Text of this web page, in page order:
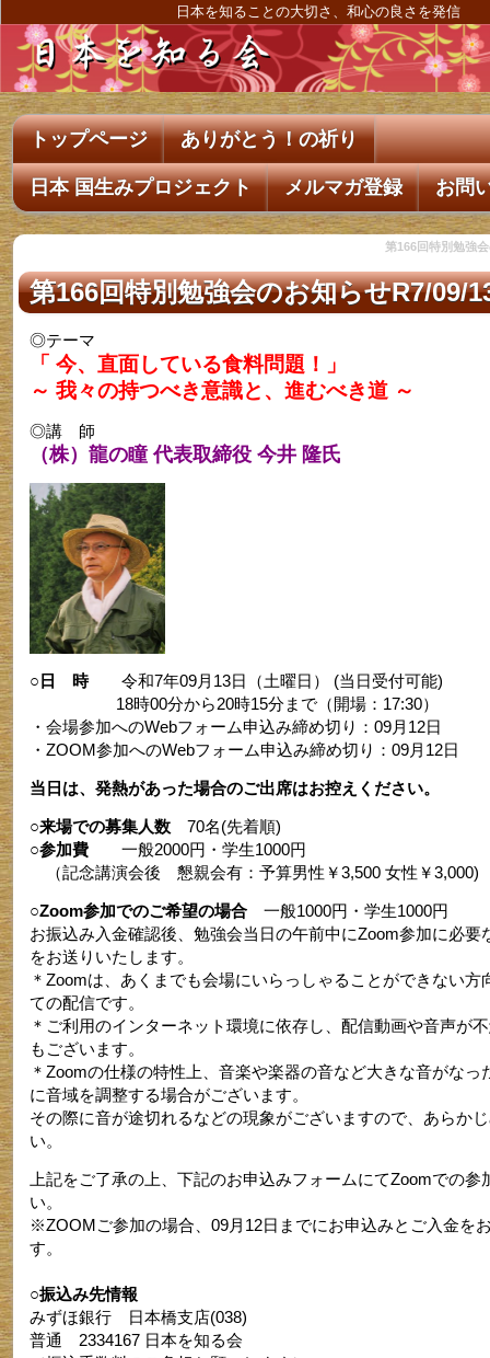
日本を知ることの大切さ、和心の良さを発信
トップページ ありがとう！の祈り
日本 国生みプロジェクト メルマガ登録 お問
第166回特別勉強
第166回特別勉強会のお知らせR7/09/
◎テーマ
「 今、直面している食料問題！」
～ 我々の持つべき意識と、進むべき道 ～
◎講 師
（株）龍の瞳 代表取締役 今井 隆氏
○日 時令和7年09月13日（土曜日） (当日受付可能)
18時00分から20時15分まで（開場：17:30）
・会場参加へのWebフォーム申込み締め切り：09月12日
・ZOOM参加へのWebフォーム申込み締め切り：09月12日
当日は、発熱があった場合のご出席はお控えください。
○来場での募集人数70名(先着順)
○参加費一般2000円・学生1000円
（記念講演会後 懇親会有：予算男性￥3,500 女性￥
○Zoom参加でのご希望の場合一般1000円・学生1000円
お振込み入金確認後、勉強会当日の午前中にZoom参加に必要
をお送りいたします。
＊Zoomは、あくまでも会場にいらっしゃることができない方
ての配信です。
＊ご利用のインターネット環境に依存し、配信動画や音声が
もございます。
＊Zoomの仕様の特性上、音楽や楽器の音など大きな音がなっ
に音域を調整する場合がございます。
その際に音が途切れるなどの現象がございますので、あらか
い。
上記をご了承の上、下記のお申込みフォームにてZoomでの参
い。
※ZOOMご参加の場合、09月12日までにお申込みとご入金を
す。
○振込み先情報
みずほ銀行 日本橋支店(038)
普通 2334167 日本を知る会